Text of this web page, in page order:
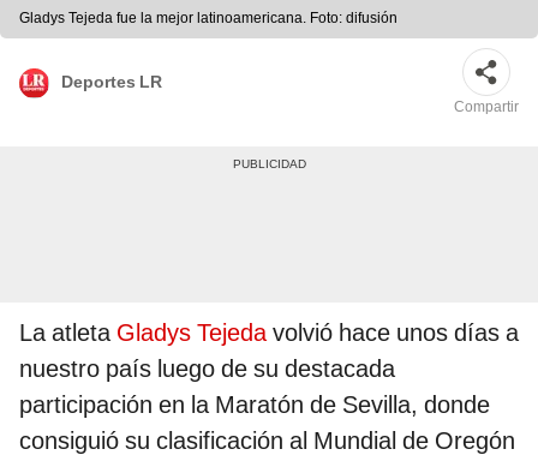
Gladys Tejeda fue la mejor latinoamericana. Foto: difusión
Deportes LR
Compartir
La atleta Gladys Tejedavolvió hace unos días a
nuestro país luego de su destacada
participación en la Maratón de Sevilla, donde
consiguió su clasificación al Mundial de Oregón